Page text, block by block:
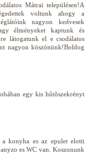
Mátrai településen!A
voltunk ahogy a
nagyon kedvesek
élményeket kaptunk és
látogatunk el e csodálatos
nagyon köszönünk!Boldog
egy kis hûtõszekrényt
a konyha es az epulet elotti
es WC van. Koszonunk